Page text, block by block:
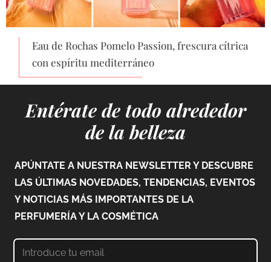
Eau de Rochas Pomelo Passion, frescura cítrica
con espíritu mediterráneo
Entérate de todo alrededor
de la belleza
APÚNTATE A NUESTRA NEWSLETTER Y DESCUBRE
LAS ÚLTIMAS NOVEDADES, TENDENCIAS, EVENTOS
Y NOTICIAS MÁS IMPORTANTES DE LA
PERFUMERÍA Y LA COSMÉTICA